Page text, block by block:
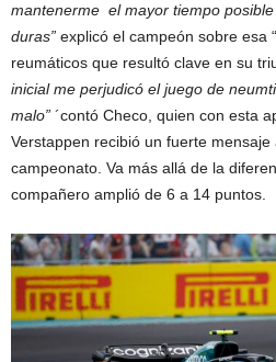
mantenerme el mayor tiempo
duras” explicó el campeón sobre esa
reumáticos que resultó clave en su
inicial me perjudicó el juego de
malo” ´contó Checo, quien con esta
Verstappen recibió un fuerte
campeonato. Va más allá de la
compañero amplió de 6 a 14 puntos.